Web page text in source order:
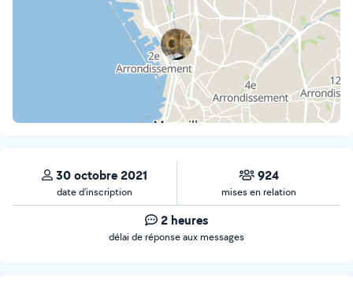
30 octobre 2021
date d’inscription
924
mises en relation
2 heures
délai de réponse aux messages